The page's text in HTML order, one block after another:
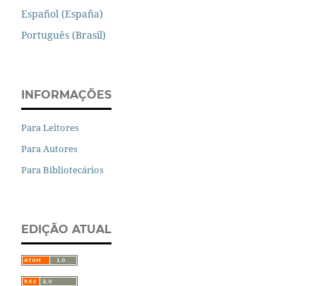
Español (España)
Português (Brasil)
INFORMAÇÕES
Para Leitores
Para Autores
Para Bibliotecários
EDIÇÃO ATUAL